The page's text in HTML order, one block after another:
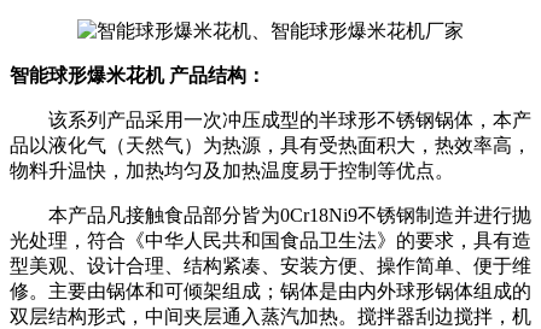
智能球形爆米花机 产品结构：
该系列产品采用一次冲压成型的半球形不锈钢锅体，本产
品以液化气（天然气）为热源，具有受热面积大，热效率高，
物料升温快，加热均匀及加热温度易于控制等优点。
本产品凡接触食品部分皆为0Cr18Ni9不锈钢制造并进行抛
光处理，符合《中华人民共和国食品卫生法》的要求，具有造
型美观、设计合理、结构紧凑、安装方便、操作简单、便于维
修。主要由锅体和可倾架组成；锅体是由内外球形锅体组成的
双层结构形式，中间夹层通入蒸汽加热。搅拌器刮边搅拌，机